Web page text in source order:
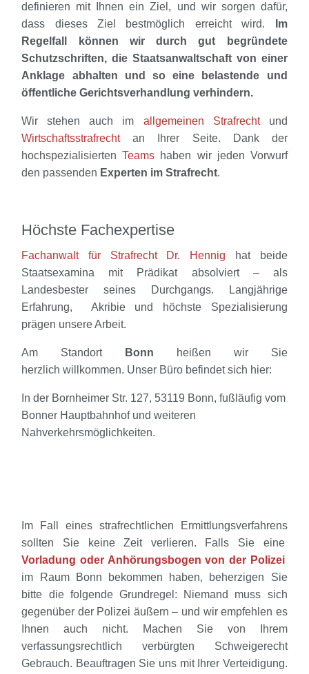
definieren mit Ihnen ein Ziel, und wir sorgen dafür,
dass dieses Ziel bestmöglich erreicht wird.
Im
Regelfall können wir durch gut begründete
Schutzschriften, die Staatsanwaltschaft von einer
Anklage abhalten und so eine belastende und
öffentliche Gerichtsverhandlung verhindern.
Wir stehen auch im allgemeinen Strafrechtund
Wirtschaftsstrafrechtan Ihrer Seite. Dank der
hochspezialisiertenTeams haben wir jeden Vorwurf
den passenden Experten im Strafrecht.
Höchste Fachexpertise
Fachanwalt für Strafrecht Dr. Hennig hat beide
Staatsexamina mit Prädikat absolviert – als
Landesbester seines Durchgangs. Langjährige
Erfahrung, Akribie und höchste Spezialisierung
prägen unsere Arbeit.
Am Standort Bonn heißen wir Sie
herzlich willkommen. Unser Büro befindet sich hier:
In der Bornheimer Str. 127, 53119 Bonn, fußläufig vom
Bonner Hauptbahnhof und weiteren
Nahverkehrsmöglichkeiten.
Im Fall eines strafrechtlichen Ermittlungsverfahrens
sollten Sie keine Zeit verlieren. Falls Sie eine
Vorladung oder Anhörungsbogen von der Polizei
im Raum Bonn bekommen haben, beherzigen Sie
bitte die folgende Grundregel: Niemand muss sich
gegenüber der Polizei äußern – und wir empfehlen es
Ihnen auch nicht. Machen Sie von Ihrem
verfassungsrechtlich verbürgten Schweigerecht
Gebrauch. Beauftragen Sie uns mit Ihrer Verteidigung.